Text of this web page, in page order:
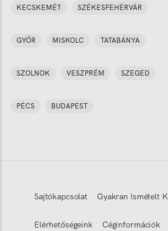
KECSKEMÉT SZÉKESFEHÉRVÁR
GYŐR MISKOLC TATABÁNYA
SZOLNOK VESZPRÉM SZEGED
PÉCS BUDAPEST
Sajtókapcsolat Gyakran Ismételt
Elérhetőségeink Céginformációk